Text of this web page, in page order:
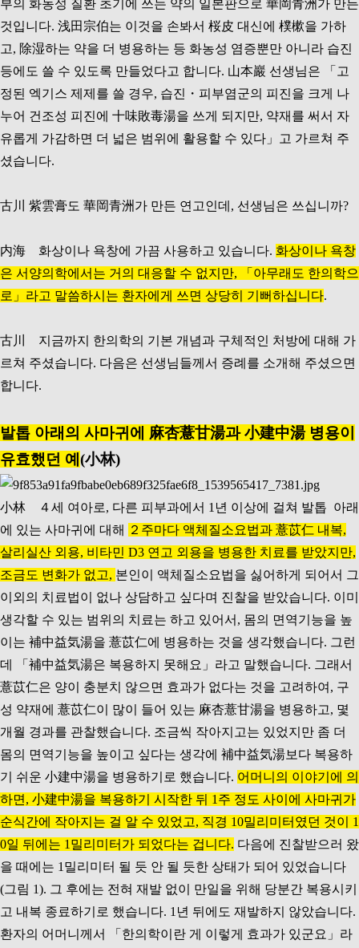
부의 화농성 질환 초기에 쓰는 약의 일본판으로 華岡青洲가 만든
것입니다. 浅田宗伯는 이것을 손봐서 桜皮 대신에 樸樕을 가하
고, 除湿하는 약을 더 병용하는 등 화농성 염증뿐만 아니라 습진
등에도 쓸 수 있도록 만들었다고 합니다. 山本巖 선생님은 「고
정된 엑기스 제제를 쓸 경우, 습진・피부염군의 피진을 크게 나
누어 건조성 피진에 十味敗毒湯을 쓰게 되지만, 약재를 써서 자
유롭게 가감하면 더 넓은 범위에 활용할 수 있다」고 가르쳐 주
셨습니다.
古川 紫雲膏도 華岡青洲가 만든 연고인데, 선생님은 쓰십니까?
内海 화상이나 욕창에 가끔 사용하고 있습니다. 화상이나 욕창
은 서양의학에서는 거의 대응할 수 없지만, 「아무래도 한의학으
로」라고 말씀하시는 환자에게 쓰면 상당히 기뻐하십니다.
古川 지금까지 한의학의 기본 개념과 구체적인 처방에 대해 가
르쳐 주셨습니다. 다음은 선생님들께서 증례를 소개해 주셨으면
합니다.
발톱 아래의 사마귀에 麻杏薏甘湯과 小建中湯 병용이
유효했던 예 (小林)
小林 ４세 여아로, 다른 피부과에서 1년 이상에 걸쳐 발톱 아래
에 있는 사마귀에 대해
２주마다 액체질소요법과 薏苡仁 내복,
살리실산 외용, 비타민 D3 연고 외용을 병용한 치료를 받았지만,
조금도 변화가 없고, 본인이 액체질소요법을 싫어하게 되어서 그
이외의 치료법이 없나 상담하고 싶다며 진찰을 받았습니다. 이미
생각할 수 있는 범위의 치료는 하고 있어서, 몸의 면역기능을 높
이는 補中益気湯을 薏苡仁에 병용하는 것을 생각했습니다. 그런
데 「補中益気湯은 복용하지 못해요」라고 말했습니다. 그래서
薏苡仁은 양이 충분치 않으면 효과가 없다는 것을 고려하여, 구
성 약재에 薏苡仁이 많이 들어 있는 麻杏薏甘湯을 병용하고, 몇
개월 경과를 관찰했습니다. 조금씩 작아지고는 있었지만 좀 더
몸의 면역기능을 높이고 싶다는 생각에 補中益気湯보다 복용하
기 쉬운 小建中湯을 병용하기로 했습니다. 어머니의 이야기에 의
하면, 小建中湯을 복용하기 시작한 뒤 1주 정도 사이에 사마귀가
순식간에 작아지는 걸 알 수 있었고, 직경 10밀리미터였던 것이 1
0일 뒤에는 1밀리미터가 되었다는 겁니다. 다음에 진찰받으러 왔
을 때에는 1밀리미터 될 듯 안 될 듯한 상태가 되어 있었습니다
(그림 1). 그 후에는 전혀 재발 없이 만일을 위해 당분간 복용시키
고 내복 종료하기로 했습니다. 1년 뒤에도 재발하지 않았습니다.
환자의 어머니께서 「한의학이란 게 이렇게 효과가 있군요」라